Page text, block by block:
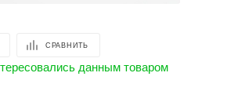
СРАВНИТЬ
данным товаром